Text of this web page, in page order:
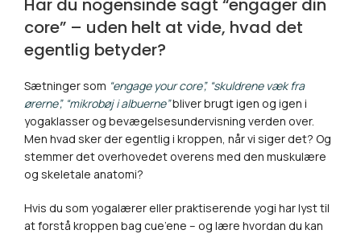
Har du nogensinde sagt “engager din
core” – uden helt at vide, hvad det
egentlig betyder?
Sætninger som “engage your core”, “skuldrene væk fra
ørerne”, “mikrobøj i albuerne”bliver brugt igen og igen i
yogaklasser og bevægelsesundervisning verden over.
Men hvad sker der egentlig i kroppen, når vi siger det? Og
stemmer det overhovedet overens med den muskulære
og skeletale anatomi?
Hvis du som yogalærer eller praktiserende yogi har lyst til
at forstå kroppen bag cue’ene – og lære hvordan du kan